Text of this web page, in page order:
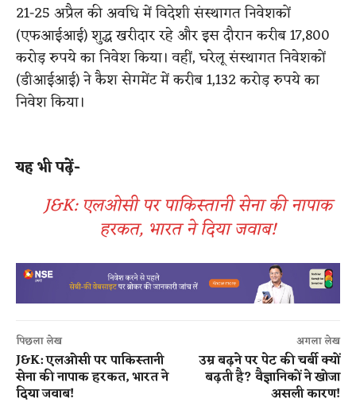
21-25 अप्रैल की अवधि में विदेशी संस्थागत निवेशकों
(एफआईआई) शुद्ध खरीदार रहे और इस दौरान करीब 17,800
करोड़ रुपये का निवेश किया। वहीं, घरेलू संस्थागत निवेशकों
(डीआईआई) ने कैश सेगमेंट में करीब 1,132 करोड़ रुपये का
निवेश किया।
यह भी पढ़ें-
J&K: एलओसी पर पाकिस्तानी सेना की नापाक
हरकत, भारत ने दिया जवाब!
पिछला लेख
J&K: एलओसी पर पाकिस्तानी
सेना की नापाक हरकत, भारत ने
दिया जवाब!
अगला लेख
उम्र बढ़ने पर पेट की चर्बी क्यों
बढ़ती है? वैज्ञानिकों ने खोजा
असली कारण!